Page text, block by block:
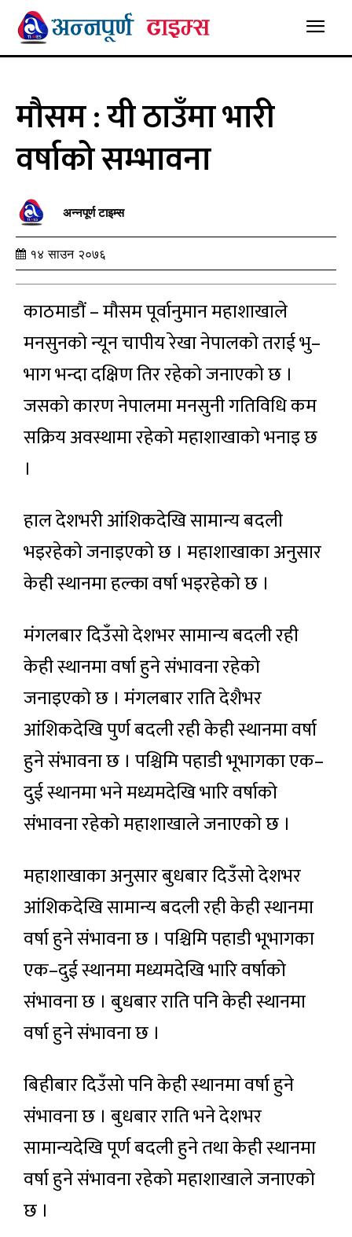
मौसम : यी ठाउँमा भारी
वर्षाको सम्भावना
अन्नपूर्ण टाइम्स
१४ साउन २०७६
काठमाडौं – मौसम पूर्वानुमान महाशाखाले
मनसुनको न्यून चापीय रेखा नेपालको तराई भु–
भाग भन्दा दक्षिण तिर रहेको जनाएको छ ।
जसको कारण नेपालमा मनसुनी गतिविधि कम
सक्रिय अवस्थामा रहेको महाशाखाको भनाइ छ
।
हाल देशभरी आंशिकदेखि सामान्य बदली
भइरहेको जनाइएको छ । महाशाखाका अनुसार
केही स्थानमा हल्का वर्षा भइरहेको छ ।
मंगलबार दिउँसो देशभर सामान्य बदली रही
केही स्थानमा वर्षा हुने संभावना रहेको
जनाइएको छ । मंगलबार राति देशैभर
आंशिकदेखि पुर्ण बदली रही केही स्थानमा वर्षा
हुने संभावना छ । पश्चिमि पहाडी भूभागका एक–
दुई स्थानमा भने मध्यमदेखि भारि वर्षाको
संभावना रहेको महाशाखाले जनाएको छ ।
महाशाखाका अनुसार बुधबार दिउँसो देशभर
आंशिकदेखि सामान्य बदली रही केही स्थानमा
वर्षा हुने संभावना छ । पश्चिमि पहाडी भूभागका
एक–दुई स्थानमा मध्यमदेखि भारि वर्षाको
संभावना छ । बुधबार राति पनि केही स्थानमा
वर्षा हुने संभावना छ ।
बिहीबार दिउँसो पनि केही स्थानमा वर्षा हुने
संभावना छ । बुधबार राति भने देशभर
सामान्यदेखि पूर्ण बदली हुने तथा केही स्थानमा
वर्षा हुने संभावना रहेको महाशाखाले जनाएको
छ ।